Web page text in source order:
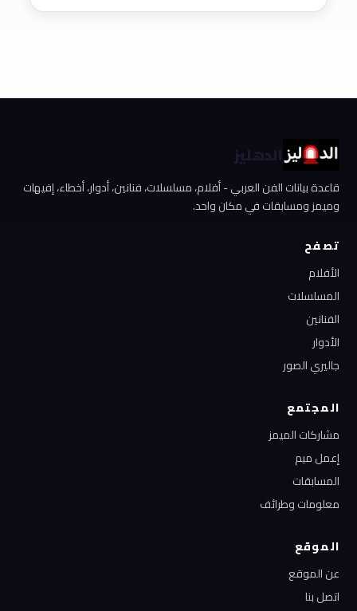
الدهليز
قاعدة بيانات الفن العربي - أفلام، مسلسلات، فنانين، أدوار، أخطاء، إفيهات
وميمز ومسابقات في مكان واحد.
تصفح
الأفلام
المسلسلات
الفنانين
الأدوار
جاليري الصور
المجتمع
مشاركات الميمز
إعمل ميم
المسابقات
معلومات وطرائف
الموقع
عن الموقع
اتصل بنا